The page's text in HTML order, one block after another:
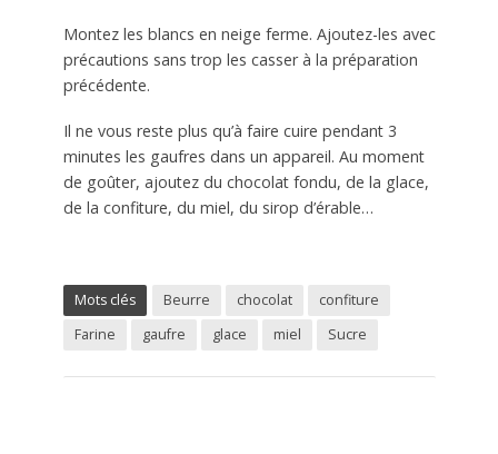
Montez les blancs en neige ferme. Ajoutez-les avec
précautions sans trop les casser à la préparation
précédente.
Il ne vous reste plus qu’à faire cuire pendant 3
minutes les gaufres dans un appareil. Au moment
de goûter, ajoutez du chocolat fondu, de la glace,
de la confiture, du miel, du sirop d’érable…
Mots clés Beurre chocolat
confiture
Farine
gaufre glace miel Sucre